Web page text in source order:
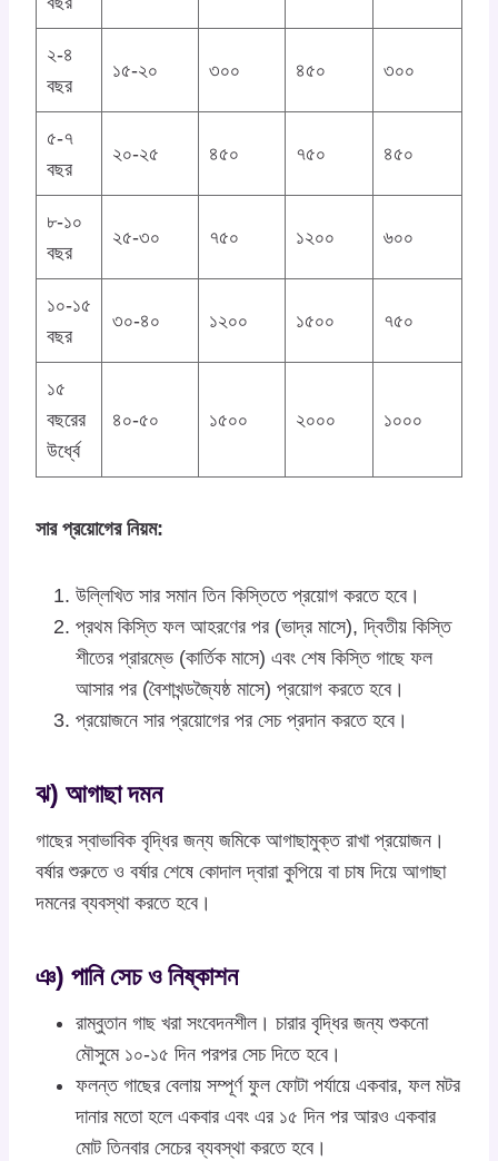
২-৪
বছর
১৫-২০ ৩০০ ৪৫০ ৩০০
৫-৭
বছর
২০-২৫ ৪৫০ ৭৫০ ৪৫০
৮-১০
বছর
২৫-৩০ ৭৫০ ১২০০ ৬০০
১০-১৫
বছর
৩০-৪০ ১২০০ ১৫০০ ৭৫০
১৫
বছরের
উর্ধ্বে
৪০-৫০ ১৫০০ ২০০০ ১০০০
সার প্রয়োগের নিয়ম:
উল্লিখিত সার সমান তিন কিস্তিতে প্রয়োগ করতে হবে।
প্রথম কিস্তি ফল আহরণের পর (ভাদ্র মাসে), দ্বিতীয় কিস্তি
শীতের প্রারম্ভে (কার্তিক মাসে) এবং শেষ কিস্তি গাছে ফল
আসার পর (বৈশাখন্ডজ্যৈষ্ঠ মাসে) প্রয়োগ করতে হবে।
প্রয়োজনে সার প্রয়োগের পর সেচ প্রদান করতে হবে।
ঝ) আগাছা দমন
গাছের স্বাভাবিক বৃদ্ধির জন্য জমিকে আগাছামুক্ত রাখা প্রয়োজন।
বর্ষার শুরুতে ও বর্ষার শেষে কোদাল দ্বারা কুপিয়ে বা চাষ দিয়ে আগাছা
দমনের ব্যবস্থা করতে হবে।
ঞ) পানি সেচ ও নিষ্কাশন
রাম্বুতান গাছ খরা সংবেদনশীল। চারার বৃদ্ধির জন্য শুকনো
মৌসুমে ১০-১৫ দিন পরপর সেচ দিতে হবে।
ফলন্ত গাছের বেলায় সম্পূর্ণ ফুল ফোটা পর্যায়ে একবার, ফল মটর
দানার মতো হলে একবার এবং এর ১৫ দিন পর আরও একবার
মোট তিনবার সেচের ব্যবস্থা করতে হবে।